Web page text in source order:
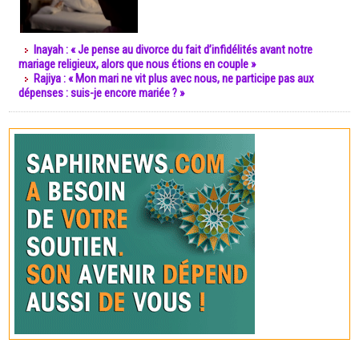
Inayah : « Je pense au divorce du fait d’infidélités avant notre
mariage religieux, alors que nous étions en couple »
Rajiya : « Mon mari ne vit plus avec nous, ne participe pas aux
dépenses : suis-je encore mariée ? »